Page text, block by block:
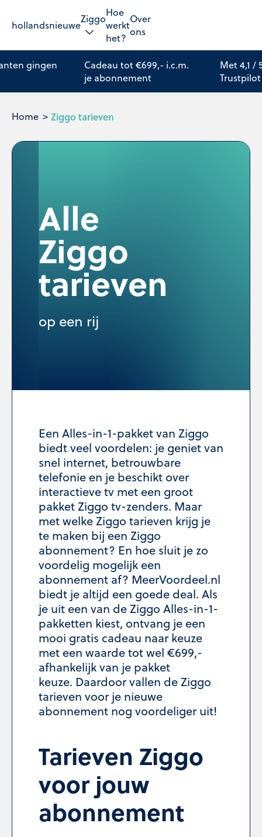
hollandsnieuweZiggoHoe
werkt
het?
Over
ons
gingen
Cadeau tot €699,- i.c.m.
je abonnement
Met 4,1 /
Trustpilot
Home Ziggo tarieven
Alle
Ziggo
tarieven
op een rij
Een Alles-in-1-pakket van Ziggo
biedt veel voordelen: je geniet van
snel internet, betrouwbare
telefonie en je beschikt over
interactieve tv met een groot
pakket Ziggo tv-zenders. Maar
met welke Ziggo tarieven krijg je
te maken bij een Ziggo
abonnement? En hoe sluit je zo
voordelig mogelijk een
abonnement af? MeerVoordeel.nl
biedt je altijd een goede deal. Als
je uit een van de Ziggo Alles-in-1-
pakketten kiest, ontvang je een
mooi gratis cadeau naar keuze
met een waarde tot wel €699,-
afhankelijk van je pakket
keuze. Daardoor vallen de Ziggo
tarieven voor je nieuwe
abonnement nog voordeliger uit!
Tarieven Ziggo
voor jouw
abonnement